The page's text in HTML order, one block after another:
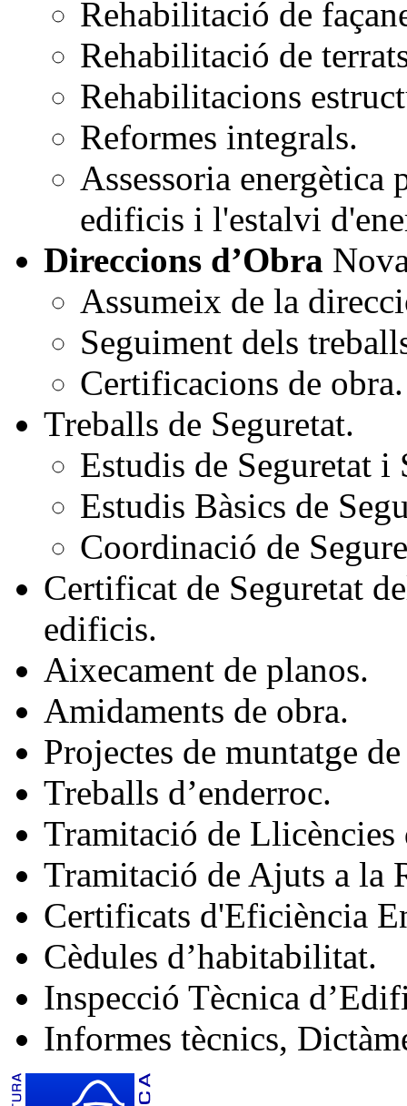
Rehabilitació de
Rehabilitació de
Rehabilitacions
Reformes integrals.
Assessoria
edificis i l'estalvi
Direccions d’Obra
Assumeix de la
Seguiment dels
Certificacions de obra.
Treballs de Seguretat.
Estudis de Seguretat i
Estudis Bàsics de
Coordinació de
Certificat de Seguretat
edificis.
Aixecament de planos.
Amidaments de obra.
Projectes de muntatge
Treballs d’enderroc.
Tramitació de Llicències
Tramitació de Ajuts a la
Certificats d'Eficiència
Cèdules d’habitabilitat.
Inspecció Tècnica
Informes tècnics,